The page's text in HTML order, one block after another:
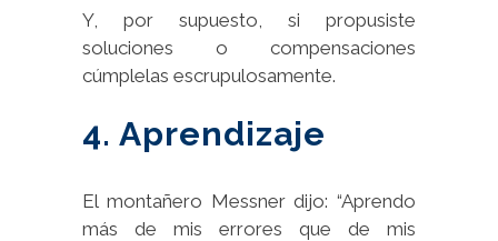
Y, por supuesto, si propusiste
soluciones o compensaciones
cúmplelas escrupulosamente.
4. Aprendizaje
El montañero Messner dijo: “Aprendo
más de mis errores que de mis